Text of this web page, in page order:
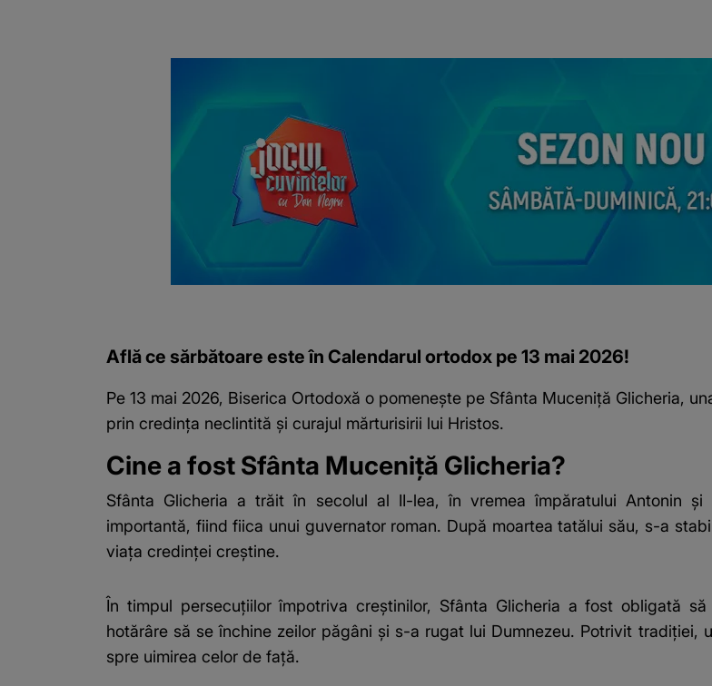
Află ce sărbătoare este în Calendarul ortodox pe 13 mai 2026!
Pe 13 mai 2026, Biserica Ortodoxă o pomenește pe Sfânta Muceniță Glicheria,
prin credința neclintită și curajul mărturisirii lui Hristos.
Cine a fost Sfânta Muceniță Glicheria?
Sfânta Glicheria a trăit în secolul al II-lea, în vremea împăratului Antonin
importantă, fiind fiica unui guvernator roman. După moartea tatălui său, s-a
viața credinței creștine.
În timpul persecuțiilor împotriva creștinilor, Sfânta Glicheria a fost obligată
hotărâre să se închine zeilor păgâni și s-a rugat lui Dumnezeu. Potrivit
spre uimirea celor de față.